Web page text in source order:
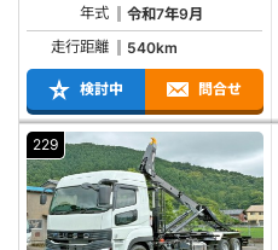
年式
令和7年9月
走行距離
540km
検討中 問合せ
229